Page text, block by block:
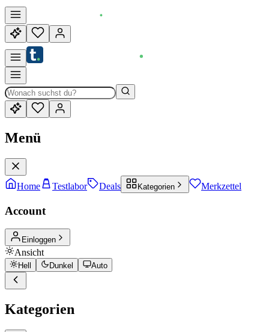
Menü
Home Testlabor Deals Kategorien Merkzettel
Account
Einloggen
Ansicht
Hell Dunkel Auto
Kategorien